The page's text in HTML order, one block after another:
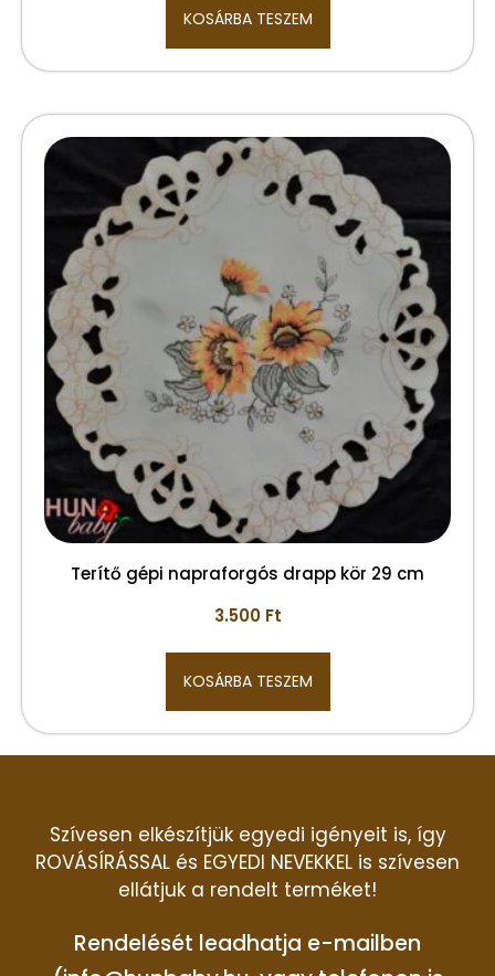
KOSÁRBA TESZEM
Terítő gépi napraforgós drapp kör 29 cm
3.500 Ft
KOSÁRBA TESZEM
Szívesen elkészítjük egyedi igényeit is, így
ROVÁSÍRÁSSAL és EGYEDI NEVEKKEL is szívesen
ellátjuk a rendelt terméket!
Rendelését leadhatja e-mailben